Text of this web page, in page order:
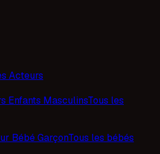
Acteurs
Enfants MasculinsTous les
Bébé GarçonTous les bébés